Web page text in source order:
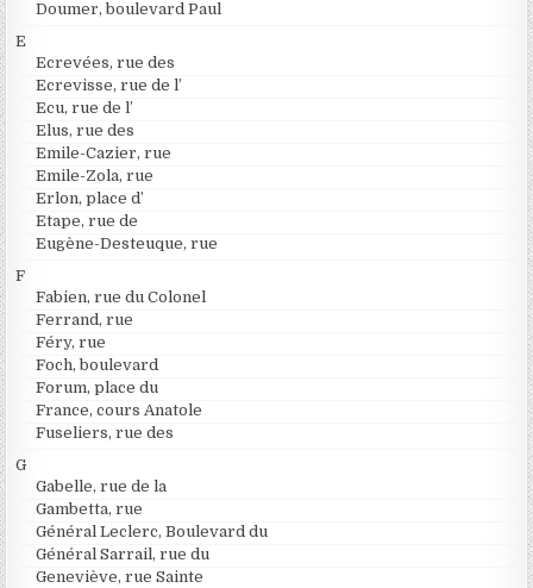
Doumer, boulevard Paul
E
Ecrevées, rue des
Ecrevisse, rue de l’
Ecu, rue de l’
Elus, rue des
Emile-Cazier, rue
Emile-Zola, rue
Erlon, place d’
Etape, rue de
Eugène-Desteuque, rue
F
Fabien, rue du Colonel
Ferrand, rue
Féry, rue
Foch, boulevard
Forum, place du
France, cours Anatole
Fuseliers, rue des
G
Gabelle, rue de la
Gambetta, rue
Général Leclerc, Boulevard du
Général Sarrail, rue du
Geneviève, rue Sainte